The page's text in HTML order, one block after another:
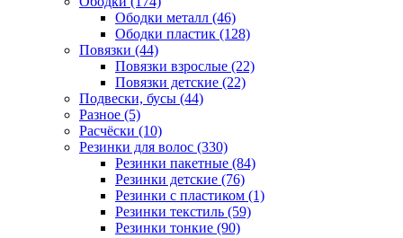
Ободки металл (46)
Ободки пластик (128)
Повязки (44)
Повязки взрослые (22)
Повязки детские (22)
Подвески, бусы (44)
Разное (5)
Расчёски (10)
Резинки для волос (330)
Резинки пакетные (84)
Резинки детские (76)
Резинки с пластиком (1)
Резинки текстиль (59)
Резинки тонкие (90)